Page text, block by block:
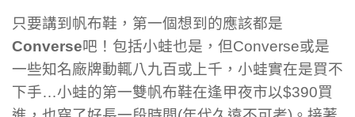
只要講到帆布鞋，第一個想到的應該都是
Converse吧！包括小蛙也是，但Converse或是
一些知名廠牌動輒八九百或上千，小蛙實在是買不
下手…小蛙的第一雙帆布鞋在逢甲夜市以$390買